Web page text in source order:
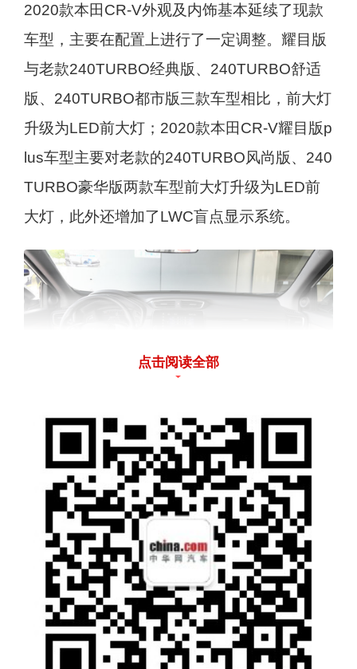
2020款本田CR-V外观及内饰基本延续了现款
车型，主要在配置上进行了一定调整。耀目版
与老款240TURBO经典版、240TURBO舒适
版、240TURBO都市版三款车型相比，前大灯
升级为LED前大灯；2020款本田CR-V耀目版p
lus车型主要对老款的240TURBO风尚版、240
TURBO豪华版两款车型前大灯升级为LED前
大灯，此外还增加了LWC盲点显示系统。
动力方面，2020款本田CR-V将继续搭载1.5T
涡轮增压发动机，其最大功率142kW（193P
s），峰值扭矩243Nm，传动系统匹配6速手动
或CVT无级变速箱。
本次上市新车为年度改款车型，整体设计以及
价格均未做调整，但配置上进行了提升，无形
点击阅读全部